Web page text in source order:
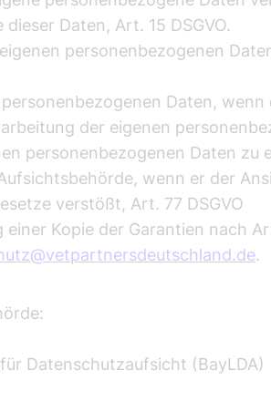
Daten, Art. 15 DSGVO.
personenbezogenen
Daten,
der eigenen
personenbezogenen Daten zu
wenn er der
verstößt, Art. 77 DSGVO
Kopie der Garantien nach
.
Datenschutzaufsicht (BayLDA)